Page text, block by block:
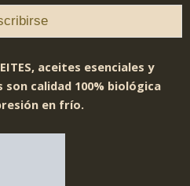
aceites esenciales y
calidad 100% biológica
en frío.